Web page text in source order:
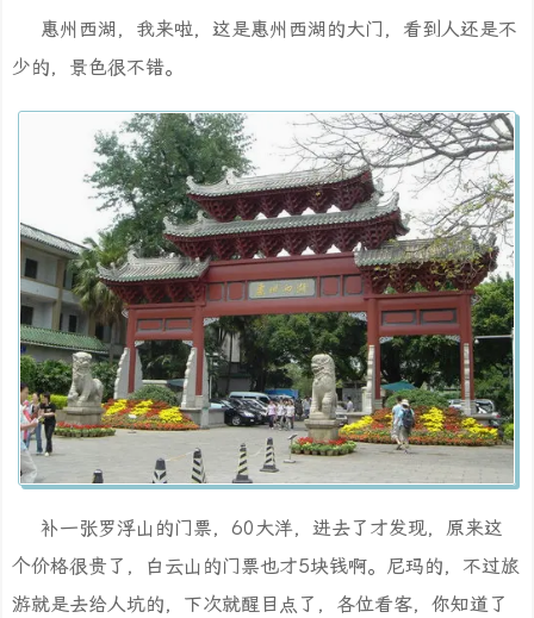
惠州西湖，我来啦，这是惠州西湖的大门，看到人还是不
少的，景色很不错。
补一张罗浮山的门票，60大洋，进去了才发现，原来这
个价格很贵了，白云山的门票也才5块钱啊。尼玛的，不过旅
游就是去给人坑的，下次就醒目点了，各位看客，你知道了